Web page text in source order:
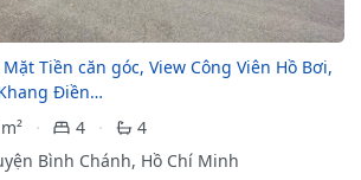
Tiền căn góc, View Công Viên Hồ Bơi,
Điền…
4
4
Bình Chánh, Hồ Chí Minh